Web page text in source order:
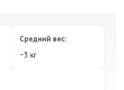
Средний вес:
~3 кг